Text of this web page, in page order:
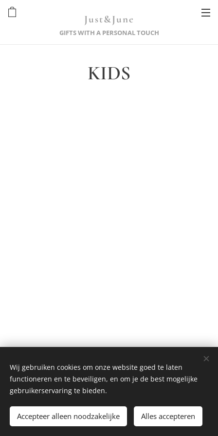
Just&June
GIFTS WITH A PERSONAL TOUCH
KIDS
Mogelijk gemaakt doorWebnode Cookies
Wij gebruiken cookies om onze website goed te laten
functioneren en te beveiligen, en om je de best mogelijke
gebruikerservaring te bieden.
Accepteer alleen noodzakelijke Alles accepteren